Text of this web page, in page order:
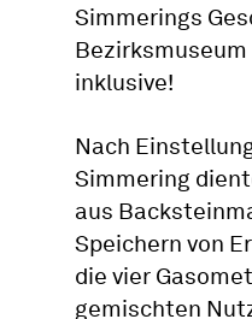
Simmerings
Bezirksmuseum
inklusive!
Nach
Simmering
aus
Speichern von
die vier
gemischten